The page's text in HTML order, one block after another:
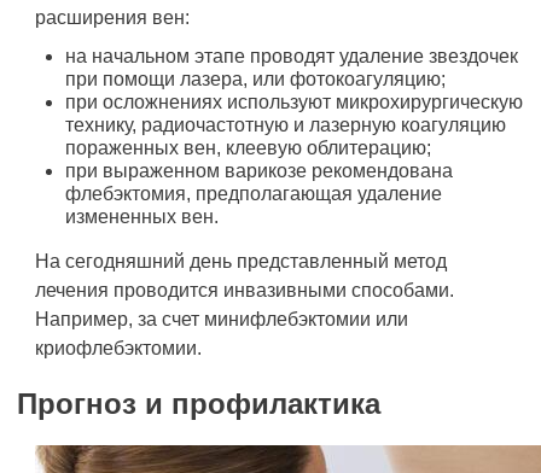
расширения вен:
на начальном этапе проводят удаление звездочек
при помощи лазера, или фотокоагуляцию;
при осложнениях используют микрохирургическую
технику, радиочастотную и лазерную коагуляцию
пораженных вен, клеевую облитерацию;
при выраженном варикозе рекомендована
флебэктомия, предполагающая удаление
измененных вен.
На сегодняшний день представленный метод
лечения проводится инвазивными способами.
Например, за счет минифлебэктомии или
криофлебэктомии.
Прогноз и профилактика